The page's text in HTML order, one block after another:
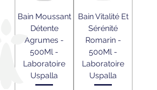
Bain Moussant
Détente
Agrumes -
500Ml -
Laboratoire
Uspalla
Bain Vitalité Et
Sérénité
Romarin -
500Ml -
Laboratoire
Uspalla